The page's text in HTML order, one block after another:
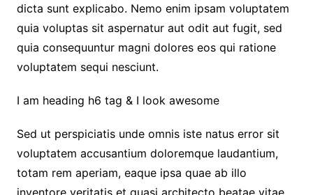
dicta sunt explicabo. Nemo enim ipsam voluptatem
quia voluptas sit aspernatur aut odit aut fugit, sed
quia consequuntur magni dolores eos qui ratione
voluptatem sequi nesciunt.
I am heading h6 tag & I look awesome
Sed ut perspiciatis unde omnis iste natus error sit
voluptatem accusantium doloremque laudantium,
totam rem aperiam, eaque ipsa quae ab illo
inventore veritatis et quasi architecto beatae vitae